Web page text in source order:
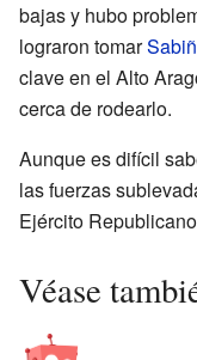
bajas y hubo
lograron tomar
clave en el Alto
cerca de rodearlo.
Aunque es difícil
las fuerzas
Ejército
Véase